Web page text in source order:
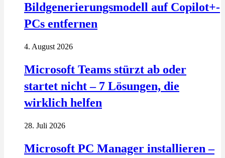
Bildgenerierungsmodell auf Copilot+-
PCs entfernen
4. August 2026
Microsoft Teams stürzt ab oder
startet nicht – 7 Lösungen, die
wirklich helfen
28. Juli 2026
Microsoft PC Manager installieren –